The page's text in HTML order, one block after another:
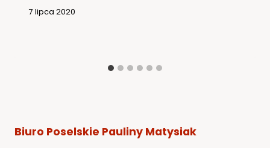
7 lipca 2020
Biuro Poselskie Pauliny Matysiak